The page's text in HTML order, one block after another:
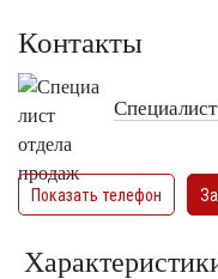
Контакты
Показать телефон